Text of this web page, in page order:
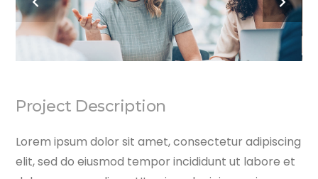
Project Description
Lorem ipsum dolor sit amet, consectetur adipiscing
elit, sed do eiusmod tempor incididunt ut labore et